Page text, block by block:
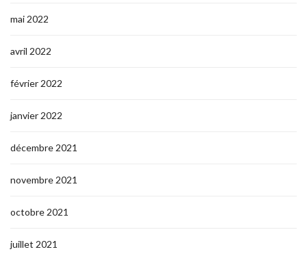
mai 2022
avril 2022
février 2022
janvier 2022
décembre 2021
novembre 2021
octobre 2021
juillet 2021